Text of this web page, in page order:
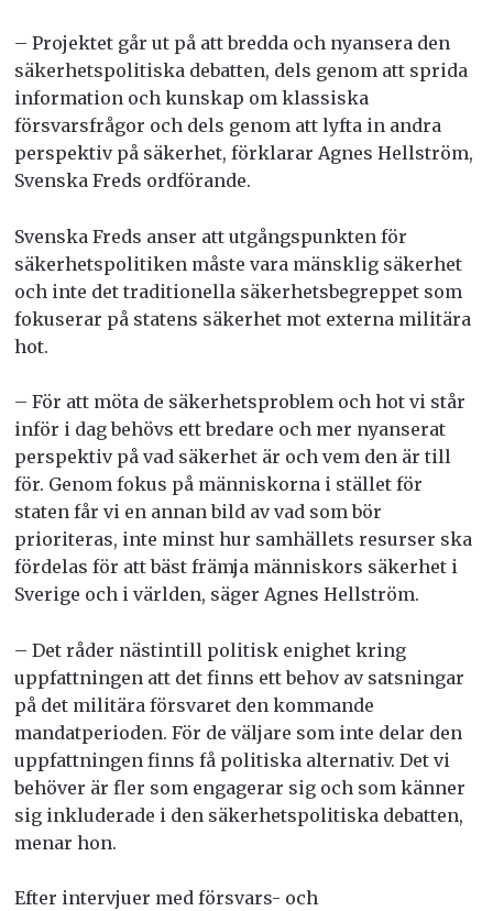
– Projektet går ut på att bredda och nyansera den
säkerhetspolitiska debatten, dels genom att sprida
information och kunskap om klassiska
försvarsfrågor och dels genom att lyfta in andra
perspektiv på säkerhet, förklarar Agnes Hellström,
Svenska Freds ordförande.
Svenska Freds anser att utgångspunkten för
säkerhetspolitiken måste vara mänsklig säkerhet
och inte det traditionella säkerhetsbegreppet som
fokuserar på statens säkerhet mot externa militära
hot.
– För att möta de säkerhetsproblem och hot vi står
inför i dag behövs ett bredare och mer nyanserat
perspektiv på vad säkerhet är och vem den är till
för. Genom fokus på människorna i stället för
staten får vi en annan bild av vad som bör
prioriteras, inte minst hur samhällets resurser ska
fördelas för att bäst främja människors säkerhet i
Sverige och i världen, säger Agnes Hellström.
– Det råder nästintill politisk enighet kring
uppfattningen att det finns ett behov av satsningar
på det militära försvaret den kommande
mandatperioden. För de väljare som inte delar den
uppfattningen finns få politiska alternativ. Det vi
behöver är fler som engagerar sig och som känner
sig inkluderade i den säkerhetspolitiska debatten,
menar hon.
Efter intervjuer med försvars- och